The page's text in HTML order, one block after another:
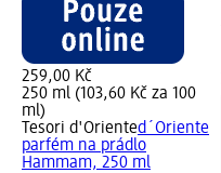
259,00 Kč
250 ml (103,60 Kč za 100
ml)
Tesori d'Oriented´Oriente
parfém na prádlo
Hammam, 250 ml